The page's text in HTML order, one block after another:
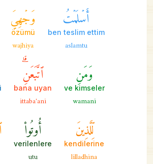
أَسۡلَمۡتُ
ben teslim ettim
aslamtu
وَجۡهِيَ
özümü
wajhiya
وَمَنِ
ve kimseler
wamani
ٱتَّبَعَنِۗ
bana uyan
ittaba'ani
لِّلَّذِينَ
kendilerine
lilladhina
أُوتُواْ
verilenlere
utu